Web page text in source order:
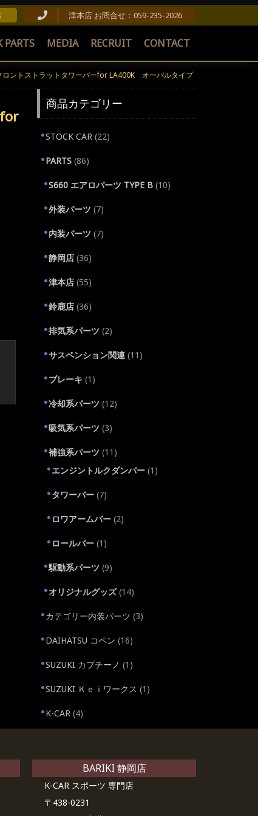
津本店 お問合せ：059-235-2026
PARTS MEDIA RECRUIT CONTACT
ロントストラットタワーバーfor LA400K オーバルタイプ
商品カテゴリー
STOCK CAR (22)
PARTS (86)
S660 エアロパーツ TYPE B (10)
外装パーツ (7)
内装パーツ (7)
静岡店 (36)
津本店 (55)
鈴鹿店 (36)
排気系パーツ (2)
サスペンション関連 (11)
ブレーキ (1)
冷却系パーツ (12)
吸気系パーツ (3)
補強系パーツ (11)
エンジントルクダンパー (1)
タワーバー (7)
ロワアームバー (2)
ロールバー (1)
駆動系パーツ (9)
オリジナルグッズ (14)
カテゴリー内装パーツ (3)
DAIHATSU コペン (16)
SUZUKI カプチーノ (1)
SUZUKI Ｋｅｉワークス (1)
K-CAR (4)
BARIKI 静岡店
K-CAR スポーツ 専門店
〒438-0231